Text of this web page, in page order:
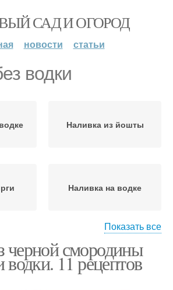
САД И ОГОРОД
новости статьи
водки
Наливка из йошты
Наливка на водке
смородины
Показать все
черной смородины
водки. 11 рецептов